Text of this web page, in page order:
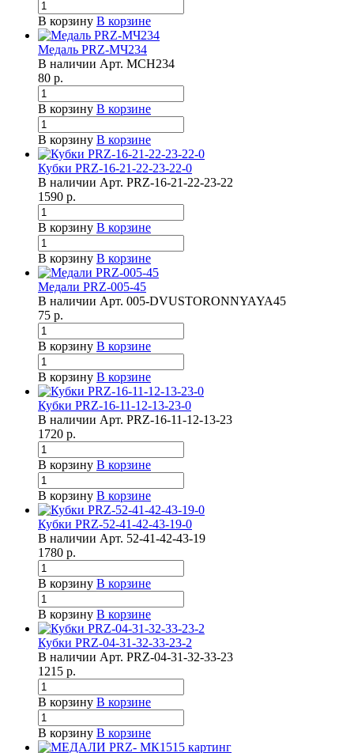
В корзину В корзине
Медаль PRZ-МЧ234
В наличии Арт. MCH234
80 р.
В корзину В корзине
В корзину В корзине
Кубки PRZ-16-21-22-23-22-0
В наличии Арт. PRZ-16-21-22-23-22
1590 р.
В корзину В корзине
В корзину В корзине
Медали PRZ-005-45
В наличии Арт. 005-DVUSTORONNYAYA45
75 р.
В корзину В корзине
В корзину В корзине
Кубки PRZ-16-11-12-13-23-0
В наличии Арт. PRZ-16-11-12-13-23
1720 р.
В корзину В корзине
В корзину В корзине
Кубки PRZ-52-41-42-43-19-0
В наличии Арт. 52-41-42-43-19
1780 р.
В корзину В корзине
В корзину В корзине
Кубки PRZ-04-31-32-33-23-2
В наличии Арт. PRZ-04-31-32-33-23
1215 р.
В корзину В корзине
В корзину В корзине